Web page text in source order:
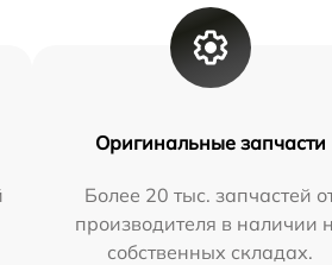
Оригинальные запчасти
Более 20 тыс. запчастей
производителя в наличии
собственных складах.